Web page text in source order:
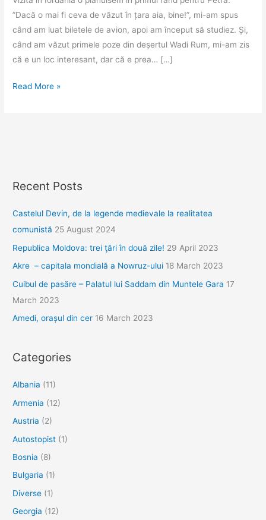
”Dacă o mai fi ceva de văzut în țara aia, bine!”, mi-am spus
când am luat biletele de avion, apoi am început să studiez. Și,
când am văzut primele poze din deșertul Wadi Rum, mi-am zis
că e un loc interesant, dar că e prea… […]
Wadi
Read More »
Recent Posts
Castelul Devin, de la legende medievale la realitatea
comunistă 25 August 2024
Republica Moldova: trei ţări în două zile! 29 April 2023
Akre – capitala mondială a Nowruz-ului 18 March 2023
Cuibul de pasăre – Palatul lui Saddam din Muntele Gara 17
March 2023
Amedi, orașul din cer 16 March 2023
Categories
Albania (11)
Armenia (12)
Austria (2)
Autostopist (1)
Bosnia (8)
Bulgaria (1)
Diverse (1)
Georgia (12)